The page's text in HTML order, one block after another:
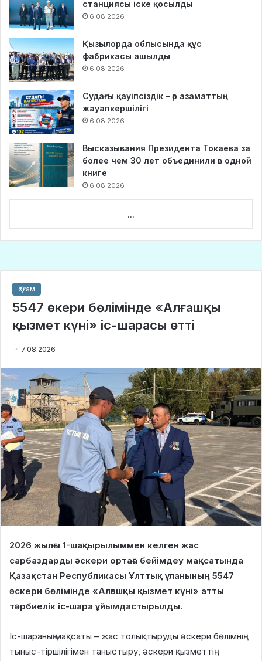
станциясы іске қосылды
6.08.2026
Қызылорда облысында құс
фабрикасы ашылды
6.08.2026
Судағы қауіпсіздік – әр азаматтың
жауапкершілігі
6.08.2026
Высказывания Президента Токаева за
более чем 30 лет объединили в одной
книге
6.08.2026
...